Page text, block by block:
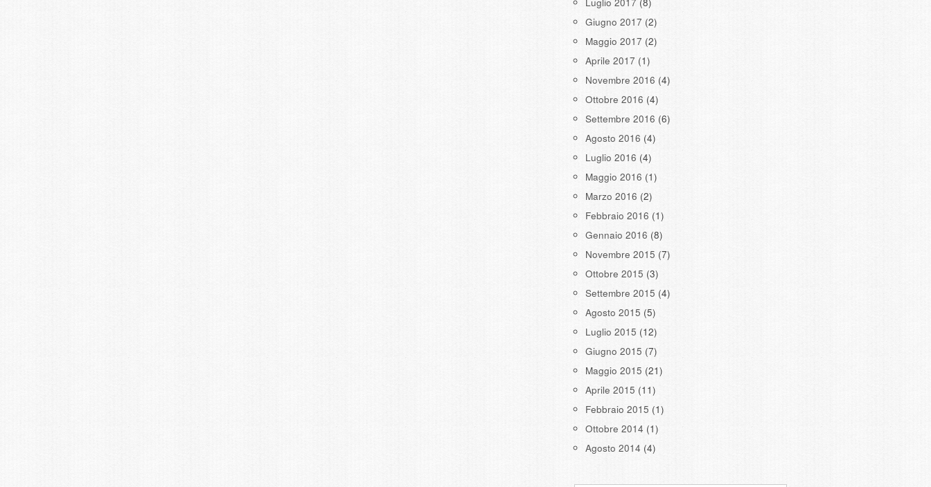
Giugno 2017 (2)
Maggio 2017 (2)
Aprile 2017 (1)
Novembre 2016 (4)
Ottobre 2016 (4)
Settembre 2016 (6)
Agosto 2016 (4)
Luglio 2016 (4)
Maggio 2016 (1)
Marzo 2016 (2)
Febbraio 2016 (1)
Gennaio 2016 (8)
Novembre 2015 (7)
Ottobre 2015 (3)
Settembre 2015 (4)
Agosto 2015 (5)
Luglio 2015 (12)
Giugno 2015 (7)
Maggio 2015 (21)
Aprile 2015 (11)
Febbraio 2015 (1)
Ottobre 2014 (1)
Agosto 2014 (4)